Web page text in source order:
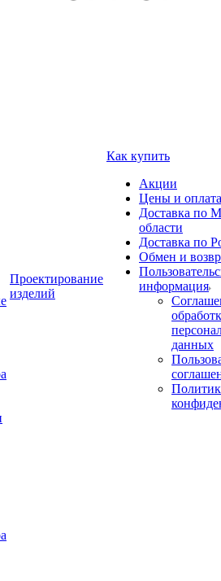
Проектирование
изделий
Как купить
Акции
Цены и оплата
Доставка по
области
Доставка по
Обмен и
информация
данных